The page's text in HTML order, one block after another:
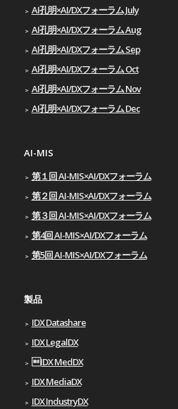
AI孔明×AI/DXフォーラム July
AI孔明×AI/DXフォーラム Aug
AI孔明×AI/DXフォーラム Sep
AI孔明×AI/DXフォーラム Oct
AI孔明×AI/DXフォーラム Nov
AI孔明×AI/DXフォーラム Dec
AI-MIS
第１回 AI-MIS×AI/DXフォーラム
第２回 AI-MIS×AI/DXフォーラム
第３回 AI-MIS×AI/DXフォーラム
第4回 AI-MIS×AI/DXフォーラム
第5回 AI-MIS×AI/DXフォーラム
製品
IDX Datashare
IDX LegalDX
IDX MedDX
IDX MediaDX
IDX IndustryDX